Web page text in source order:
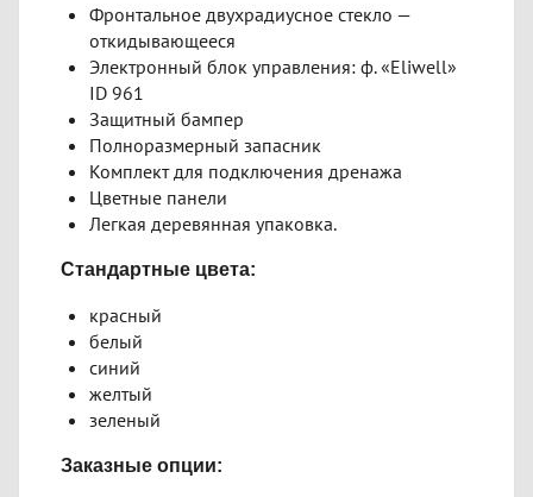
Фронтальное двухрадиусное стекло —
откидывающееся
Электронный блок управления: ф. «Eliwell»
ID 961
Защитный бампер
Полноразмерный запасник
Комплект для подключения дренажа
Цветные панели
Легкая деревянная упаковка.
Стандартные цвета:
красный
белый
синий
желтый
зеленый
Заказные опции: